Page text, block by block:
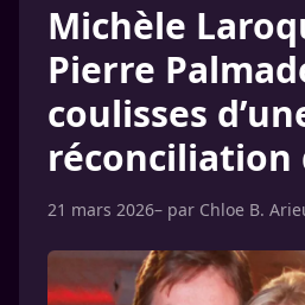
Michèle
Pierre
coulisses
réconciliation
21 mars 2026– par Chloe B.